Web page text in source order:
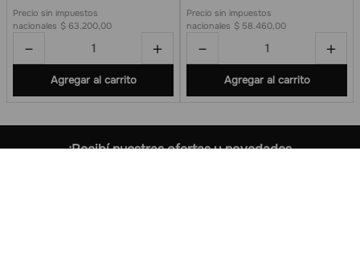
Precio sin impuestos
nacionales $ 63.200,00
＋
－
Agregar al carrito
Precio sin impuestos
nacionales $ 58.460,00
＋
－
Agregar al carrito
¡Recibí nuestras ofertas y novedades